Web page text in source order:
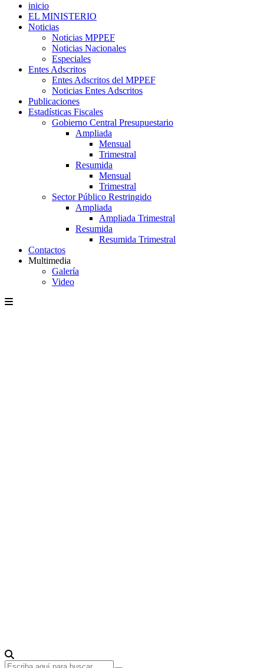
inicio
EL MINISTERIO
Noticias
Noticias MPPEF
Noticias Nacionales
Especiales
Entes Adscritos
Entes Adscritos del MPPEF
Noticias Entes Adscritos
Publicaciones
Estadísticas Fiscales
Gobierno Central Presupuestario
Ampliada
Mensual
Trimestral
Resumida
Mensual
Trimestral
Sector Público Restringido
Ampliada
Ampliada Trimestral
Resumida
Resumida Trimestral
Contactos
Multimedia
Galería
Video